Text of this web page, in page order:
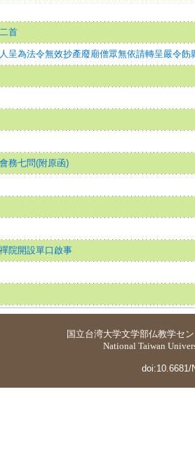
首
呈為法令無效抄產廢廟僧眾無依請轉呈嚴令飭
務七問(附原函)
院開設單口啟事
国立台湾大学文学部仏教学セ
National Taiwan
doi:10.6681/